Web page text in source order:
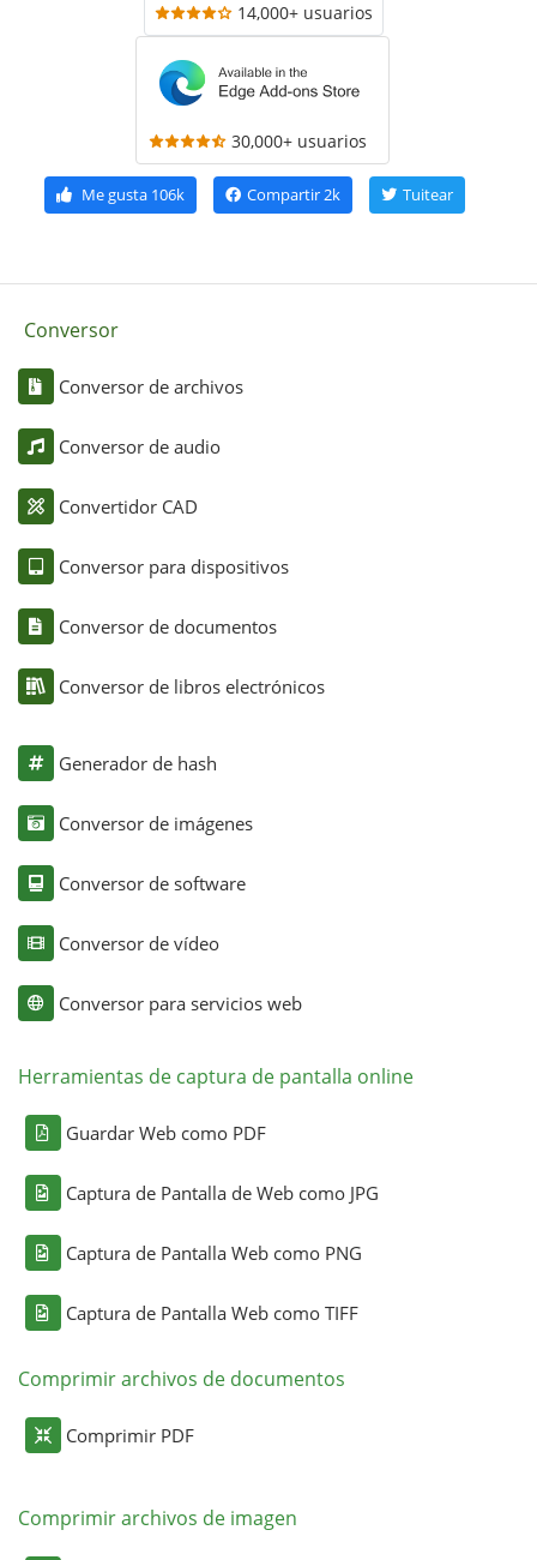
14,000+ usuarios
30,000+ usuarios
Me gusta106k Compartir2k Tuitear
Conversor
Conversor de archivos
Conversor de audio
Convertidor CAD
Conversor para dispositivos
Conversor de documentos
Conversor de libros electrónicos
Generador de hash
Conversor de imágenes
Conversor de software
Conversor de vídeo
Conversor para servicios web
Herramientas de captura de pantalla online
Guardar Web como PDF
Captura de Pantalla de Web como JPG
Captura de Pantalla Web como PNG
Captura de Pantalla Web como TIFF
Comprimir archivos de documentos
Comprimir PDF
Comprimir archivos de imagen